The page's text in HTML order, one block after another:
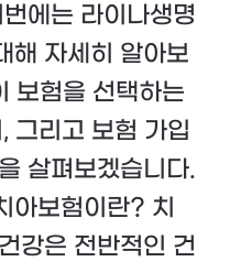
에는 라이나생명
해 자세히 알아보
보험을 선택하는
그리고 보험 가입
살펴보겠습니다.
아보험이란? 치
강은 전반적인 건